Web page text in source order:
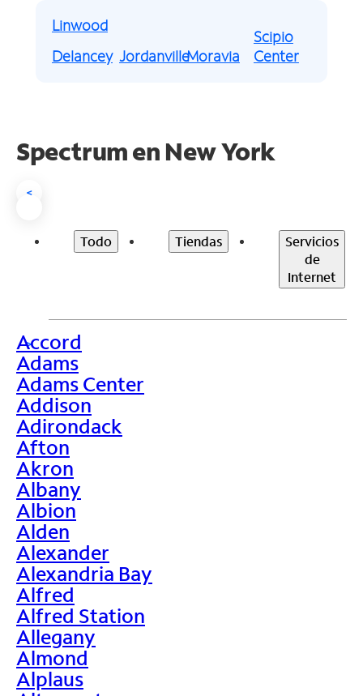
Linwood
Delancey JordanvilleMoravia
Scipio
Center
Spectrum en New York
<
Todo Tiendas
Servicios
de
Internet
>
Accord
Adams
Adams Center
Addison
Adirondack
Afton
Akron
Albany
Albion
Alden
Alexander
Alexandria Bay
Alfred
Alfred Station
Allegany
Almond
Alplaus